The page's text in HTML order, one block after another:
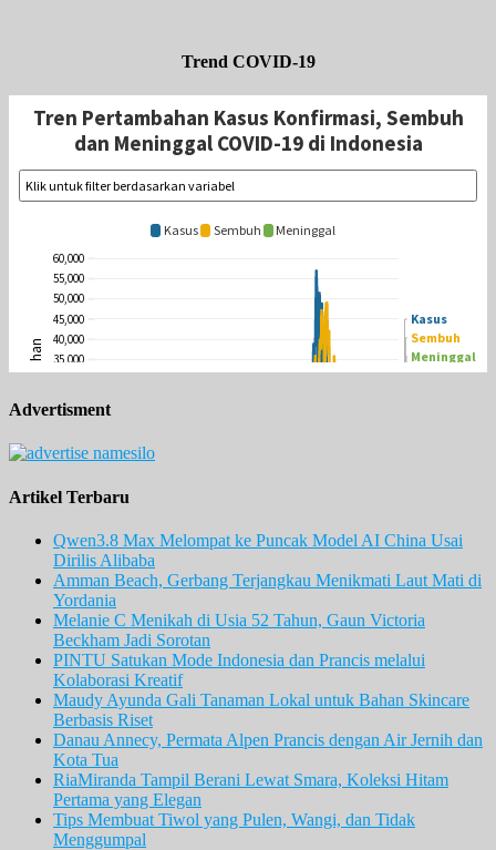
Trend COVID-19
Advertisment
Artikel Terbaru
Qwen3.8 Max Melompat ke Puncak Model AI China Usai
Dirilis Alibaba
Amman Beach, Gerbang Terjangkau Menikmati Laut Mati di
Yordania
Melanie C Menikah di Usia 52 Tahun, Gaun Victoria
Beckham Jadi Sorotan
PINTU Satukan Mode Indonesia dan Prancis melalui
Kolaborasi Kreatif
Maudy Ayunda Gali Tanaman Lokal untuk Bahan Skincare
Berbasis Riset
Danau Annecy, Permata Alpen Prancis dengan Air Jernih dan
Kota Tua
RiaMiranda Tampil Berani Lewat Smara, Koleksi Hitam
Pertama yang Elegan
Tips Membuat Tiwol yang Pulen, Wangi, dan Tidak
Menggumpal